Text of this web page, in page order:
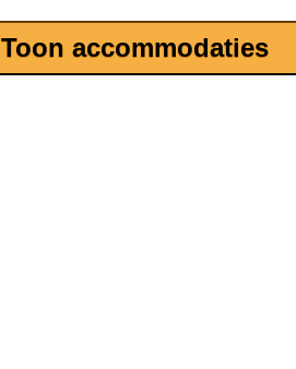
Toon accommodaties